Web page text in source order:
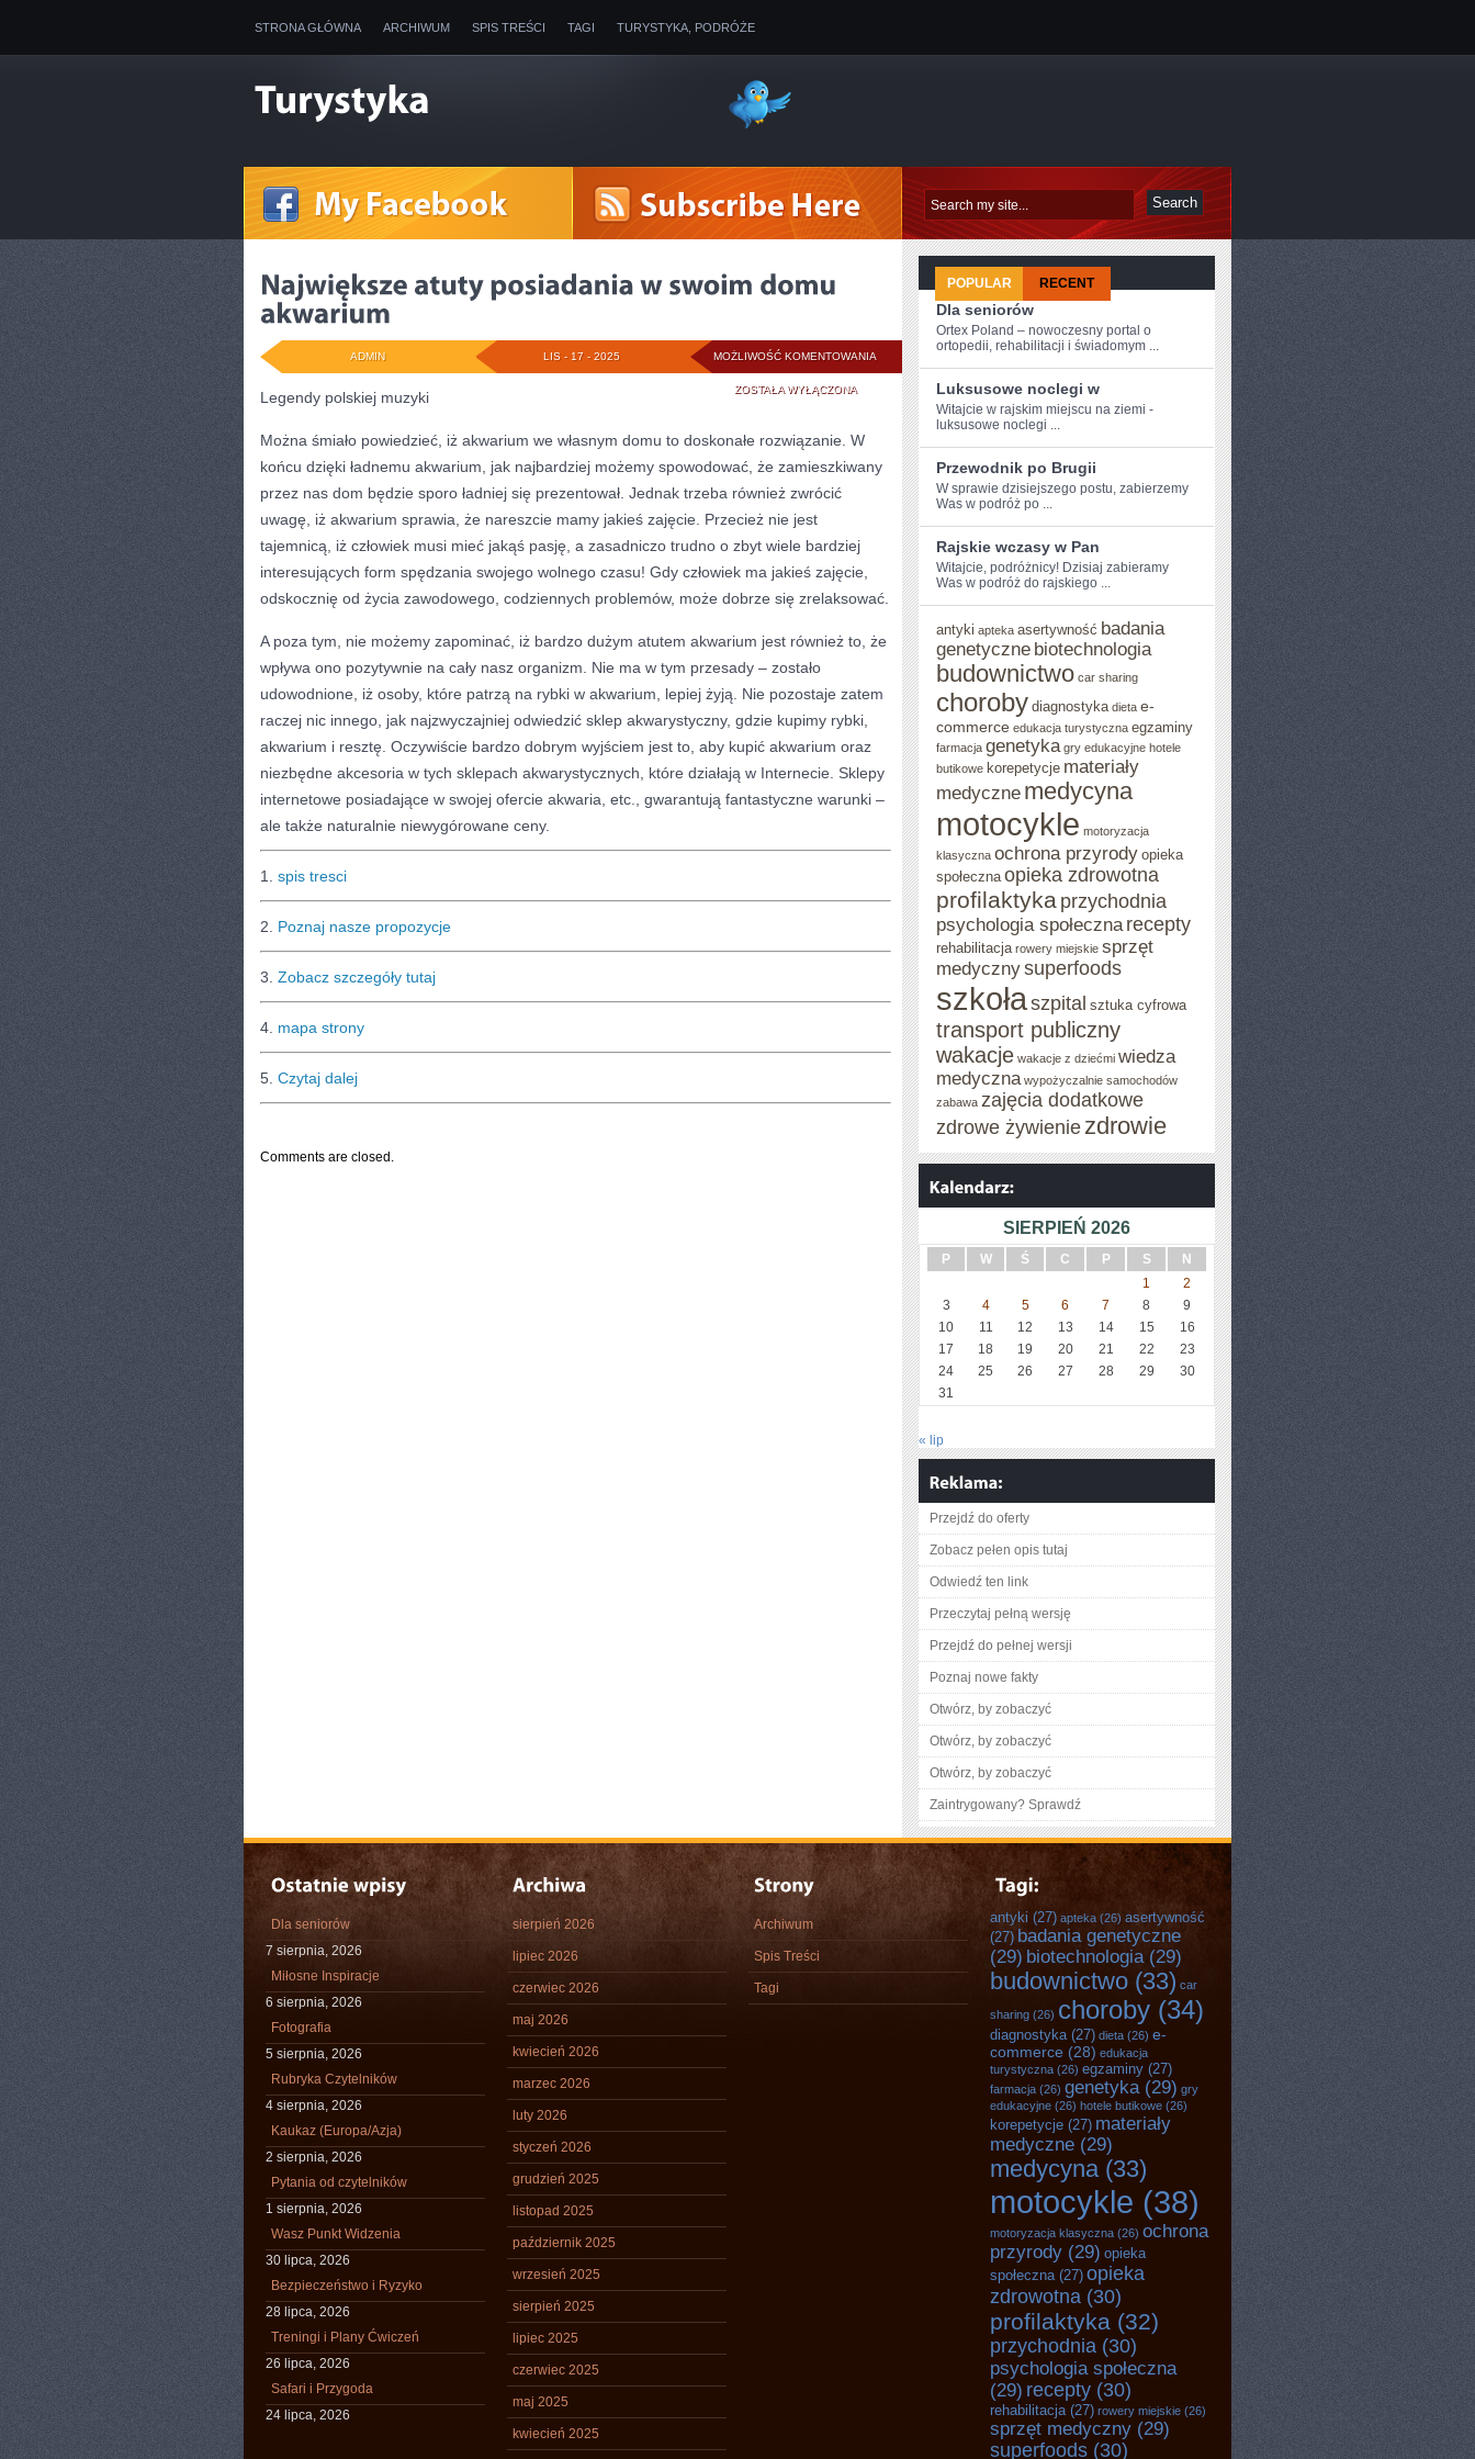
STRONA GŁÓWNA ARCHIWUM SPIS TREŚCI TAGI TURYSTYKA, PODRÓŻE
MOŻLIWOŚĆ KOMENTOWANIA NAJWIĘKSZE
ATUTY
POSIADANIA
SWOIM
DOMU
AKWARIUM
ZOSTAŁA WYŁĄCZONA
LIS - 17 - 2025
ADMIN
Legendy polskiej muzyki
Można śmiało powiedzieć, iż akwarium we własnym domu to doskonałe rozwiązanie. W
końcu dzięki ładnemu akwarium, jak najbardziej możemy spowodować, że zamieszkiwany
przez nas dom będzie sporo ładniej się prezentował. Jednak trzeba również zwrócić
uwagę, iż akwarium sprawia, że nareszcie mamy jakieś zajęcie. Przecież nie jest
tajemnicą, iż człowiek musi mieć jakąś pasję, a zasadniczo trudno o zbyt wiele bardziej
interesujących form spędzania swojego wolnego czasu! Gdy człowiek ma jakieś zajęcie,
odskocznię od życia zawodowego, codziennych problemów, może dobrze się zrelaksować.
A poza tym, nie możemy zapominać, iż bardzo dużym atutem akwarium jest również to, że
wpływa ono pozytywnie na cały nasz organizm. Nie ma w tym przesady – zostało
udowodnione, iż osoby, które patrzą na rybki w akwarium, lepiej żyją. Nie pozostaje zatem
raczej nic innego, jak najzwyczajniej odwiedzić sklep akwarystyczny, gdzie kupimy rybki,
akwarium i resztę. Oczywiście bardzo dobrym wyjściem jest to, aby kupić akwarium oraz
niezbędne akcesoria w tych sklepach akwarystycznych, które działają w Internecie. Sklepy
internetowe posiadające w swojej ofercie akwaria, etc., gwarantują fantastyczne warunki –
ale także naturalnie niewygórowane ceny.
1. spis tresci
2. Poznaj nasze propozycje
3. Zobacz szczegóły tutaj
4. mapa strony
5. Czytaj dalej
Comments are closed.
POPULAR RECENT
Dla seniorów
Ortex Poland – nowoczesny portal o
ortopedii, rehabilitacji i świadomym ...
Luksusowe noclegi w
Witajcie w‍ rajskim miejscu na ziemi -
luksusowe noclegi ...
Przewodnik po Brugii
W ⁢sprawie dzisiejszego ​postu, zabierzemy
Was w podróż‌ po‌ ...
Rajskie wczasy w Pan
Witajcie, podróżnicy! Dzisiaj zabieramy
Was w podróż ‌do rajskiego ...
antyki apteka asertywność badania
genetyczne biotechnologia
budownictwo car sharing
choroby diagnostyka dieta e-
commerce edukacja turystyczna egzaminy
farmacja genetyka gry edukacyjne hotele
butikowe korepetycje materiały
medyczne medycyna
motocykle motoryzacja
klasyczna ochrona przyrody opieka
społeczna opieka zdrowotna
profilaktyka przychodnia
psychologia społeczna recepty
rehabilitacja rowery miejskie sprzęt
medycznysuperfoods
szkołaszpital sztuka cyfrowa
transport publiczny
wakacje wakacje z dziećmi wiedza
medyczna wypożyczalnie samochodów
zabawa zajęcia dodatkowe
zdrowe żywienie zdrowie
SIERPIEŃ 2026
P W Ś C P S
N
1
2
3
4 5 6 7 8
9
10
11 12 13 14 15
16
17
18 19 20 21 22
23
24
25 26 27 28 29
30
31
« lip
Przejdź do oferty
Zobacz pełen opis tutaj
Odwiedź ten link
Przeczytaj pełną wersję
Przejdź do pełnej wersji
Poznaj nowe fakty
Otwórz, by zobaczyć
Otwórz, by zobaczyć
Otwórz, by zobaczyć
Zaintrygowany? Sprawdź
Dla seniorów
7 sierpnia, 2026
Miłosne Inspiracje
6 sierpnia, 2026
Fotografia
5 sierpnia, 2026
Rubryka Czytelników
4 sierpnia, 2026
Kaukaz (Europa/Azja)
2 sierpnia, 2026
Pytania od czytelników
1 sierpnia, 2026
Wasz Punkt Widzenia
30 lipca, 2026
Bezpieczeństwo i Ryzyko
28 lipca, 2026
Treningi i Plany Ćwiczeń
26 lipca, 2026
Safari i Przygoda
24 lipca, 2026
sierpień 2026
lipiec 2026
czerwiec 2026
maj 2026
kwiecień 2026
marzec 2026
luty 2026
styczeń 2026
grudzień 2025
listopad 2025
październik 2025
wrzesień 2025
sierpień 2025
lipiec 2025
czerwiec 2025
maj 2025
kwiecień 2025
Archiwum
Spis Treści
Tagi
antyki (27) apteka (26) asertywność
(27) badania genetyczne
(29) biotechnologia (29)
budownictwo (33) car
sharing (26) choroby (34)
diagnostyka(27) dieta (26) e-
commerce (28) edukacja
turystyczna (26) egzaminy (27)
farmacja (26) genetyka (29) gry
edukacyjne (26) hotele butikowe (26)
korepetycje (27) materiały
medyczne (29)
medycyna(33)
motocykle (38)
motoryzacja klasyczna (26) ochrona
przyrody (29) opieka
społeczna(27) opieka
zdrowotna (30)
profilaktyka (32)
przychodnia (30)
psychologia społeczna
(29) recepty (30)
rehabilitacja(27) rowery miejskie (26)
sprzęt medyczny (29)
superfoods (30)